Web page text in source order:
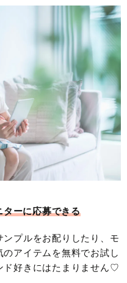
ーに応募できる
プルをお配りしたり、モ
アイテムを無料でお試し
ド好きにはたまりません♡